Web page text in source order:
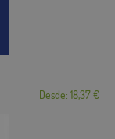
Desde: 18,37 €